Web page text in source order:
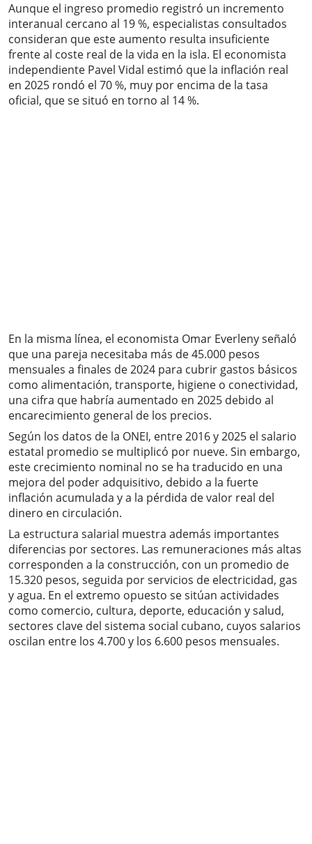
Aunque el ingreso promedio registró un incremento
interanual cercano al 19 %, especialistas consultados
consideran que este aumento resulta insuficiente
frente al coste real de la vida en la isla. El economista
independiente Pavel Vidal estimó que la inflación real
en 2025 rondó el 70 %, muy por encima de la tasa
oficial, que se situó en torno al 14 %.
En la misma línea, el economista Omar Everleny señaló
que una pareja necesitaba más de 45.000 pesos
mensuales a finales de 2024 para cubrir gastos básicos
como alimentación, transporte, higiene o conectividad,
una cifra que habría aumentado en 2025 debido al
encarecimiento general de los precios.
Según los datos de la ONEI, entre 2016 y 2025 el salario
estatal promedio se multiplicó por nueve. Sin embargo,
este crecimiento nominal no se ha traducido en una
mejora del poder adquisitivo, debido a la fuerte
inflación acumulada y a la pérdida de valor real del
dinero en circulación.
La estructura salarial muestra además importantes
diferencias por sectores. Las remuneraciones más altas
corresponden a la construcción, con un promedio de
15.320 pesos, seguida por servicios de electricidad, gas
y agua. En el extremo opuesto se sitúan actividades
como comercio, cultura, deporte, educación y salud,
sectores clave del sistema social cubano, cuyos salarios
oscilan entre los 4.700 y los 6.600 pesos mensuales.